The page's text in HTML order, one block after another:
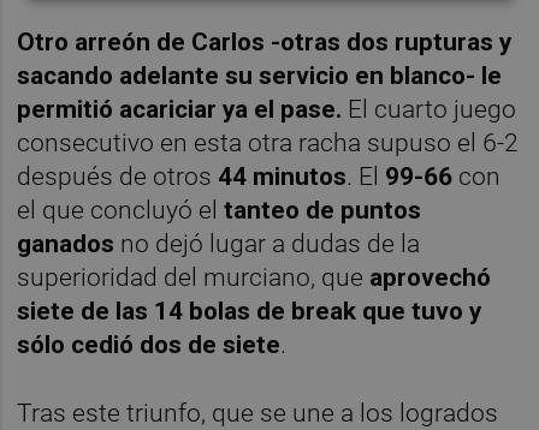
Otro arreón de Carlos -otras dos rupturas y
sacando adelante su servicio en blanco- le
permitió acariciar ya el pase. El cuarto juego
consecutivo en esta otra racha supuso el 6-2
después de otros 44 minutos. El 99-66 con
el que concluyó eltanteo de puntos
ganados no dejó lugar a dudas de la
superioridad del murciano, que aprovechó
siete de las 14 bolas de break que tuvo y
sólo cedió dos de siete.
Tras este triunfo, que se une a los logrados